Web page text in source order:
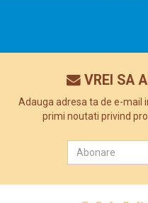
VREI SA
Adauga adresa ta de e-mail
primi noutati privind